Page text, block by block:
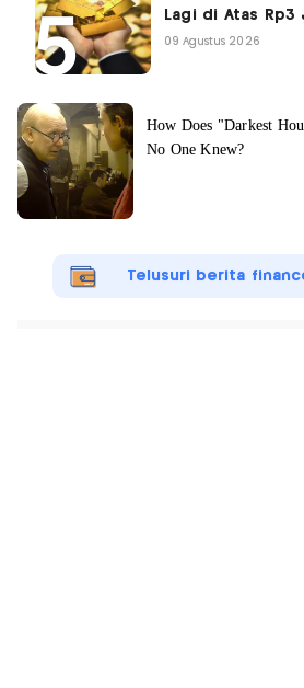
Lagi di Atas Rp3
09 Agustus 2026
Telusuri berita